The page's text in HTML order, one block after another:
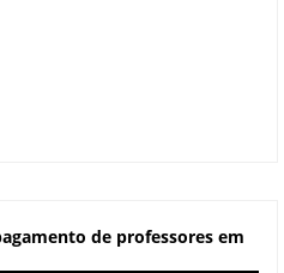
de professores em